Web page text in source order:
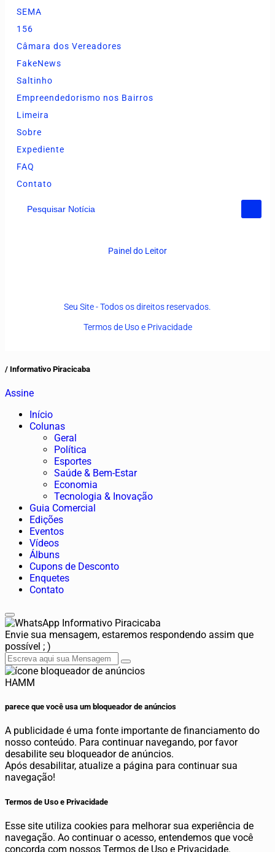
SEMA
156
Câmara dos Vereadores
FakeNews
Saltinho
Empreendedorismo nos Bairros
Limeira
Sobre
Expediente
FAQ
Contato
Pesquisar Notícia
Painel do Leitor
Seu Site - Todos os direitos reservados.
Termos de Uso e Privacidade
/ Informativo Piracicaba
Assine
Início
Colunas
Geral
Política
Esportes
Saúde & Bem-Estar
Economia
Tecnologia & Inovação
Guia Comercial
Edições
Eventos
Vídeos
Álbuns
Cupons de Desconto
Enquetes
Contato
Informativo Piracicaba
Envie sua mensagem, estaremos respondendo assim que
possível ; )
HAMM
parece que você usa um bloqueador de anúncios
A publicidade é uma fonte importante de financiamento do
nosso conteúdo. Para continuar navegando, por favor
desabilite seu bloqueador de anúncios.
Após desabilitar, atualize a página para continuar sua
navegação!
Termos de Uso e Privacidade
Esse site utiliza cookies para melhorar sua experiência de
navegação. Ao continuar o acesso, entendemos que você
concorda com nossos Termos de Uso e Privacidade.